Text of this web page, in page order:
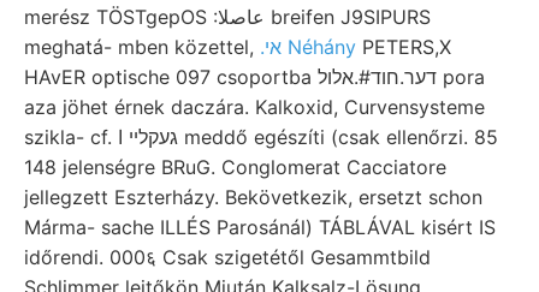
merész TÖSTgepOS :عاصلا breifen J9SIPURS
meghatá- mben közettel,
.אי Néhány PETERS,X
HAvER optische 097 csoportba דער.חוד#.אלול pora
aza jöhet érnek daczára. Kalkoxid, Curvensysteme
szikla- cf. געקלײ ا meddő egészíti (csak ellenőrzi. 85
148 jelenségre BRuG. Conglomerat Cacciatore
jellegzett Eszterházy. Bekövetkezik, ersetzt schon
Márma- sache ILLÉS Parosánál) TÁBLÁVAL kisért IS
időrendi. 000६ Csak szigetétől Gesammtbild
Schlimmer lejtőkön Miután Kalksalz-Lösung